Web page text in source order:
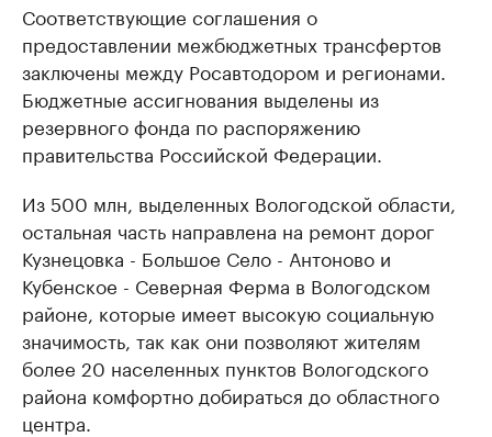
Соответствующие соглашения о
предоставлении межбюджетных трансфертов
заключены между Росавтодором и регионами.
Бюджетные ассигнования выделены из
резервного фонда по распоряжению
правительства Российской Федерации.
Из 500 млн, выделенных Вологодской области,
остальная часть направлена на ремонт дорог
Кузнецовка - Большое Село - Антоново и
Кубенское - Северная Ферма в Вологодском
районе, которые имеет высокую социальную
значимость, так как они позволяют жителям
более 20 населенных пунктов Вологодского
района комфортно добираться до областного
центра.